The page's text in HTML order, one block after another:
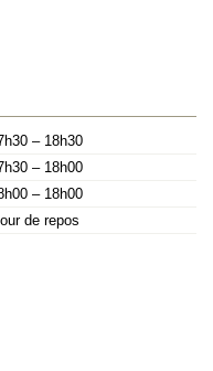
– 18h30
– 18h00
– 18h00
de repos